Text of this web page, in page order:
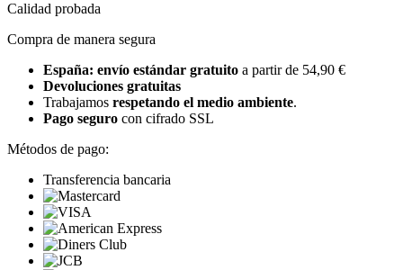
Calidad probada
Compra de manera segura
España: envío estándar gratuito a partir de 54,90 €
Devoluciones gratuitas
Trabajamos respetando el medio ambiente.
Pago seguro con cifrado SSL
Métodos de pago:
Transferencia bancaria